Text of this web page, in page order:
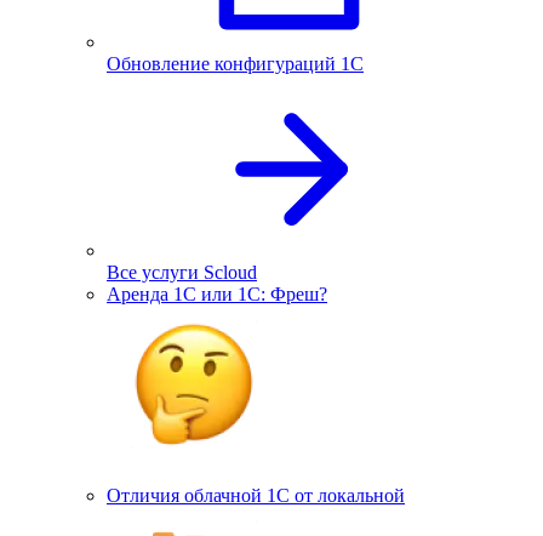
Обновление конфигураций 1С
Все услуги Scloud
Аренда 1С или 1С: Фреш?
Отличия облачной 1С от локальной